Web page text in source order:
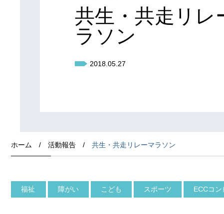
共生・共走リレ
ラソン
2018.05.27
ホーム / 活動報告 / 共生・共走リレーマラソン
福祉 障がい こども スポーツ ECCコ